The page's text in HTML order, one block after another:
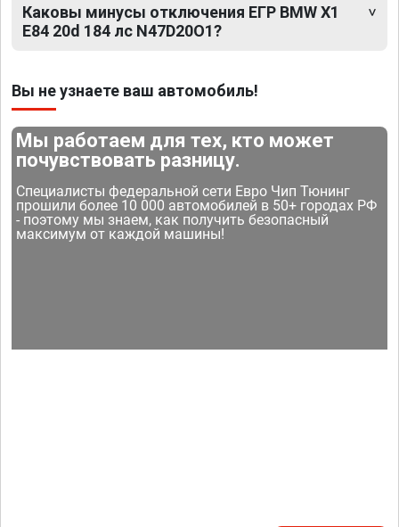
Каковы минусы отключения ЕГР BMW X1
E84 20d 184 лс N47D20O1?
Вы не узнаете ваш автомобиль!
Мы работаем для тех, кто может
почувствовать разницу.
Специалисты федеральной сети Евро Чип Тюнинг
прошили более 10 000 автомобилей в 50+ городах РФ
- поэтому мы знаем, как получить безопасный
максимум от каждой машины!